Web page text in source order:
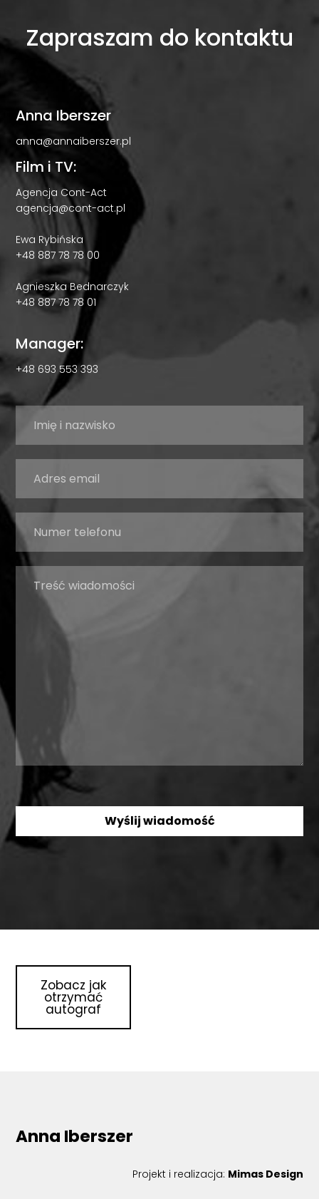
Zapraszam do kontaktu
Anna Iberszer
anna@annaiberszer.pl
Film i TV:
Agencja Cont-Act
agencja@cont-act.pl
Ewa Rybińska
+48 887 78 78 00
Agnieszka Bednarczyk
+48 887 78 78 01
Manager:
+48 693 553 393
Zobacz jak
otrzymać
autograf
Anna Iberszer
Projekt i realizacja: Mimas Design